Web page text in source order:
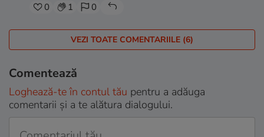
0 1 0
VEZI TOATE COMENTARIILE (6)
Comentează
Loghează-te în contul tău pentru a adăuga
comentarii și a te alătura dialogului.